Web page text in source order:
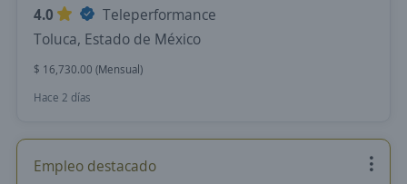
4.0
Teleperformance
Toluca, Estado de México
$ 16,730.00 (Mensual)
Hace 2 días
Empleo destacado